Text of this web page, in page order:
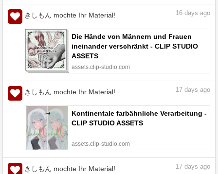
きしもん mochte Ihr Material! 16 days ago
Die Hände von Männern und Frauen
ineinander verschränkt - CLIP STUDIO
ASSETS
assets.clip-studio.com
きしもん mochte Ihr Material! 17 days ago
Kontinentale farbähnliche Verarbeitung -
CLIP STUDIO ASSETS
assets.clip-studio.com
きしもん mochte Ihr Material! 17 days ago